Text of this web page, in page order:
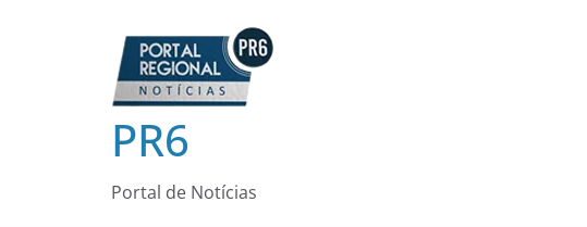
PR6
Portal de Notícias